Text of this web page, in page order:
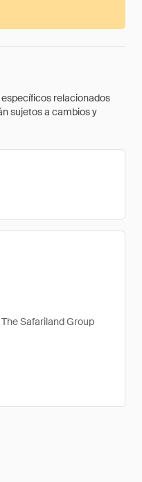
relacionados
sujetos a cambios y
Safariland Group